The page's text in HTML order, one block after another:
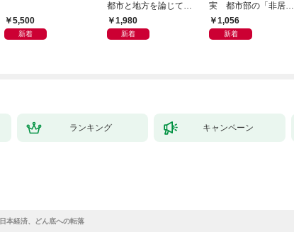
5,500
新着
都市と地方を論じてみ
よう1,980
新着
実 都市部の「非居住
化」が街を壊す
1,056
新着
ランキング キャンペーン
日本経済、どん底への転落